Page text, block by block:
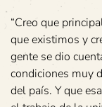
“Creo que
que existimos y
gente se dio
condiciones muy
del país. Y que